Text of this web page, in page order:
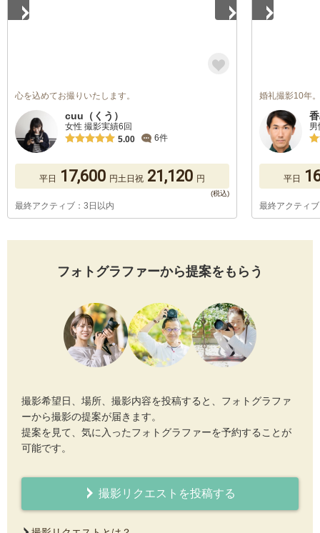
心を込めてお撮りいたします。
cuu（くう）
女性 撮影実績6回
5.00
6件
平日 17,600 円土日祝 21,120 円
最終アクティブ：3日以内
婚礼撮影10年
平日
最終アクティ
フォトグラファーから提案をもらう
撮影希望日、場所、撮影内容を投稿すると、フォトグラファ
ーから撮影の提案が届きます。
提案を見て、気に入ったフォトグラファーを予約することが
可能です。
撮影リクエストを投稿する